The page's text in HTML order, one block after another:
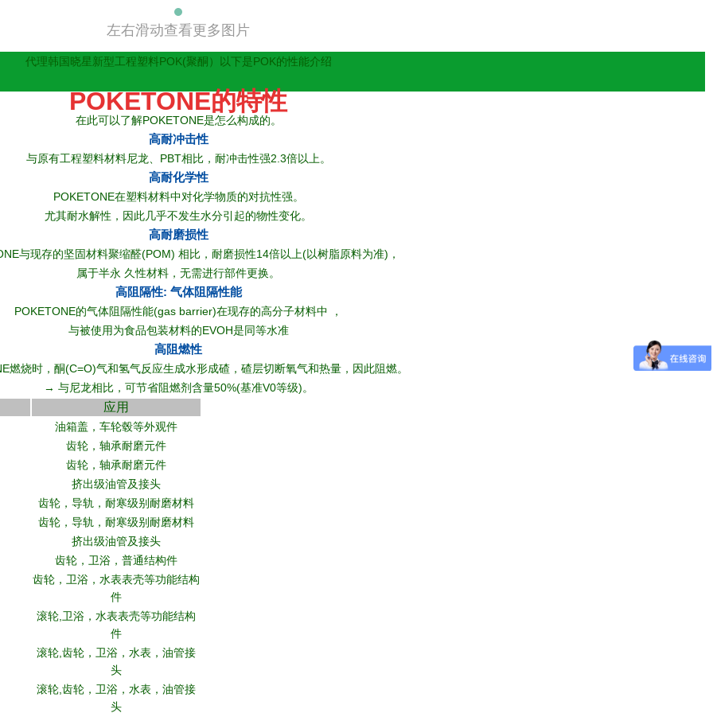
左右滑动查看更多图片
代理韩国晓星新型工程塑料POK(聚酮）以下是POK的性能介绍
POKETONE的特性
在此可以了解POKETONE是怎么构成的。
高耐冲击性
与原有工程塑料材料尼龙、PBT相比，耐冲击性强2.3倍以上。
高耐化学性
POKETONE在塑料材料中对化学物质的对抗性强。
尤其耐水解性，因此几乎不发生水分引起的物性变化。
高耐磨损性
与现存的坚固材料聚缩醛(POM) 相比，耐磨损性14倍以上(以树脂原料为准)，
属于半永 久性材料，无需进行部件更换。
高阻隔性: 气体阻隔性能
POKETONE的气体阻隔性能(gas barrier)在现存的高分子材料中 ，
与被使用为食品包装材料的EVOH是同等水准
高阻燃性
燃烧时，酮(C=O)气和氢气反应生成水形成碴，碴层切断氧气和热量，因此阻燃。
→ 与尼龙相比，可节省阻燃剂含量50%(基准V0等级)。
应用
油箱盖，车轮毂等外观件
齿轮，轴承耐磨元件
齿轮，轴承耐磨元件
挤出级油管及接头
齿轮，导轨，耐寒级别耐磨材料
齿轮，导轨，耐寒级别耐磨材料
挤出级油管及接头
齿轮，卫浴，普通结构件
齿轮，卫浴，水表表壳等功能结构
件
滚轮,卫浴，水表表壳等功能结构
件
滚轮,齿轮，卫浴，水表，油管接
头
滚轮,齿轮，卫浴，水表，油管接
头